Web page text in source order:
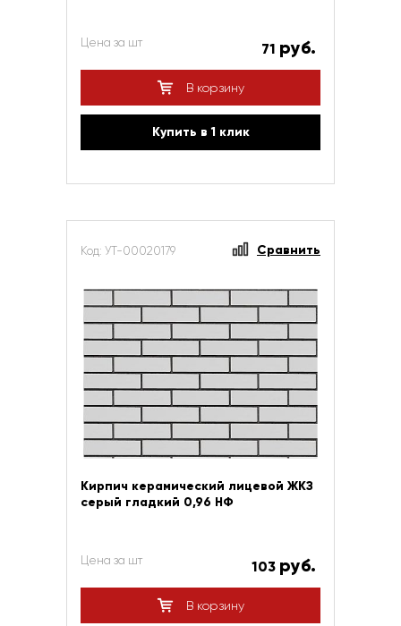
Цена за шт 71 руб.
В корзину
Купить в 1 клик
Код: УТ-00020179 Сравнить
Кирпич керамический лицевой ЖКЗ
серый гладкий 0,96 НФ
Цена за шт 103 руб.
В корзину